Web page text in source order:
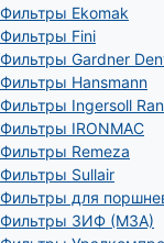
Фильтры Ekomak
Фильтры Fini
Фильтры Gardner
Фильтры Hansmann
Фильтры Ingersoll
Фильтры IRONMAC
Фильтры Remeza
Фильтры Sullair
Фильтры для
Фильтры ЗИФ (МЗА)